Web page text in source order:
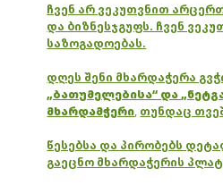
ჩვენ არ ვეკუთვნით
და ბიზნესჯგუფს. ჩვენ
საზოგადოებას.
დღეს შენი მხარდაჭერა
„ბათუმელებისა“ და
მხარდამჭერი, თუნდაც
წესებსა და პირობებს
გაეცნო მხარდაჭერის